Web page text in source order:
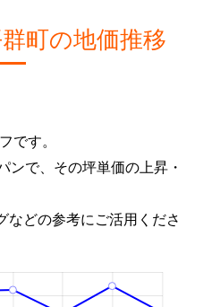
町の地価推移
です。
ンで、その坪単価の上昇・
どの参考にご活用くださ